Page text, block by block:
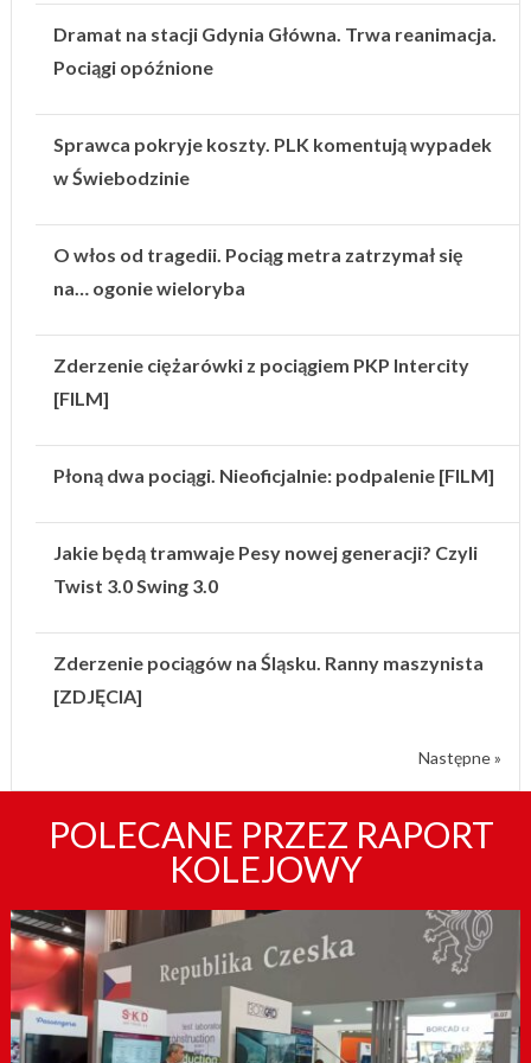
Dramat na stacji Gdynia Główna. Trwa reanimacja.
Pociągi opóźnione
Sprawca pokryje koszty. PLK komentują wypadek
w Świebodzinie
O włos od tragedii. Pociąg metra zatrzymał się
na… ogonie wieloryba
Zderzenie ciężarówki z pociągiem PKP Intercity
[FILM]
Płoną dwa pociągi. Nieoficjalnie: podpalenie [FILM]
Jakie będą tramwaje Pesy nowej generacji? Czyli
Twist 3.0 Swing 3.0
Zderzenie pociągów na Śląsku. Ranny maszynista
[ZDJĘCIA]
Następne »
POLECANE PRZEZ RAPORT
KOLEJOWY